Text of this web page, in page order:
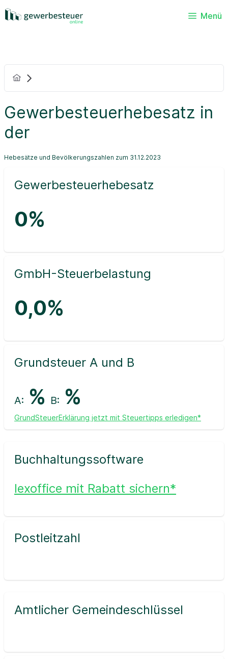
Menü
Gewerbesteuerhebesatz in
der
Hebesätze und Bevölkerungszahlen zum 31.12.2023
Gewerbesteuerhebesatz
0%
GmbH-Steuerbelastung
0,0%
Grundsteuer A und B
A: % B: %
GrundSteuerErklärung jetzt mit Steuertipps erledigen*
Buchhaltungssoftware
lexoffice mit Rabatt sichern*
Postleitzahl
Amtlicher Gemeindeschlüssel